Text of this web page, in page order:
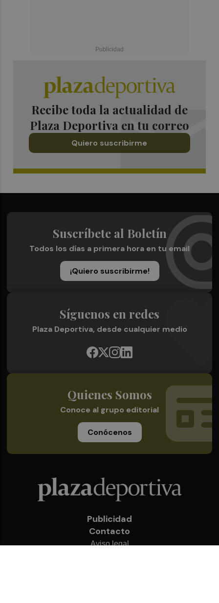
Recibe toda la actualidad de
Plaza Deportiva en tu correo
Quiero suscribirme
Suscríbete al Boletín
Todos los días a primera hora en tu email
¡Quiero suscribirme!
Síguenos en redes
Plaza Deportiva, desde cualquier medio
Quienes Somos
Conoce al grupo editorial
Conócenos
Publicidad
Contacto
Aviso legal